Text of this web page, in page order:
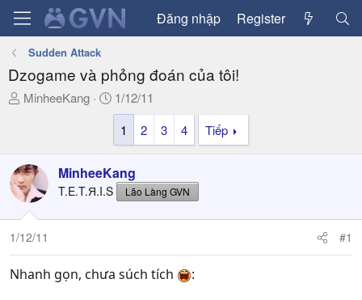
Đăng nhập Register
Sudden Attack
Dzogame và phỏng đoán của tôi!
T
a
d
s
t
a
e
MinheeKang
N
g
y
ử
1/12/11
1
2 3 4 Tiếp
MinheeKang
T.E.T.Я.I.S Lão Làng GVN
1/12/11 #1
Nhanh gọn, chưa súch tích
: